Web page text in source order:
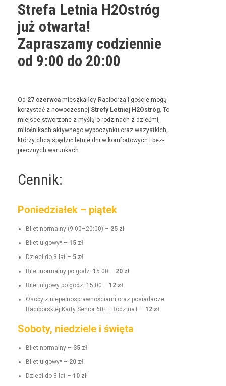
Strefa Letnia H2Ostróg
już otwarta!
Zapraszamy codziennie
od 9:00 do 20:00
Od 27 czer­w­ca mieszkań­cy Raci­borza i goś­cie mogą
korzys­tać z nowoczes­nej Stre­fy Let­niej H2Ostróg. To
miejsce stwor­zone z myślą o rodz­i­nach z dzieć­mi,
miłośnikach akty­wnego wypoczynku oraz wszys­t­kich,
którzy chcą spędz­ić let­nie dni w kom­for­towych i bez­
piecznych warunkach.
Cennik:
Poniedziałek – piątek
Bilet nor­mal­ny (9:00–20:00) – 25 zł
Bilet ulgo­wy* – 15 zł
Dzieci do 3 lat – 5 zł
Bilet nor­mal­ny po godz. 15:00 – 20 zł
Bilet ulgo­wy po godz. 15:00 – 12 zł
Oso­by z niepełnosprawnoś­ci­a­mi oraz posi­adacze
Raci­borskiej Kar­ty Senior 60+ i Rodz­i­na+ – 12 zł
Soboty, niedziele i święta
Bilet nor­mal­ny – 35 zł
Bilet ulgo­wy* – 20 zł
Dzieci do 3 lat – 10 zł